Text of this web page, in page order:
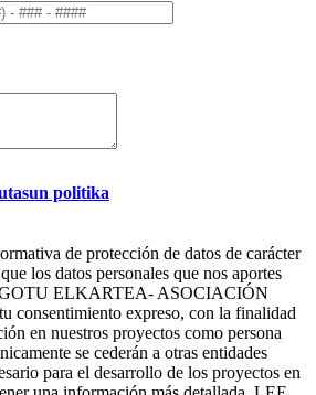
politika
de protección de datos de carácter
los datos personales que nos aportes
ELKARTEA- ASOCIACIÓN
consentimiento expreso, con la finalidad
en nuestros proyectos como persona
se cederán a otras entidades
para el desarrollo de los proyectos en